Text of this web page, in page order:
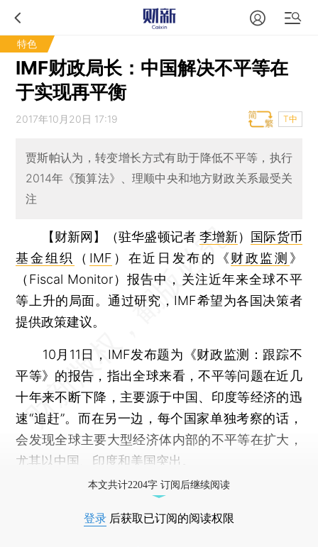
特色
IMF财政局长：中国解决不平等在
于实现再平衡
2017年10月20日 17:19 T中
贾斯帕认为，转变增长方式有助于降低不平等，执行
2014年《预算法》、理顺中央和地方财政关系最受关
注
【财新网】（驻华盛顿记者 李增新） 国际货币
基金组织
（ IMF ）在近日发布的《财政监测 》
（Fiscal Monitor）报告中，关注近年来全球不平
等上升的局面。通过研究，IMF希望为各国决策者
提供政策建议。
10月11日，IMF发布题为《财政监测：跟踪不
平等》的报告，指出全球来看，不平等问题在近几
十年来不断下降，主要源于中国、印度等经济的迅
速“追赶”。而在另一边，每个国家单独考察的话，
会发现全球主要大型经济体内部的不平等在扩大，
尤其以中国、印度和美国突出。
本文共计2204字 订阅后继续阅读
登录 后获取已订阅的阅读权限